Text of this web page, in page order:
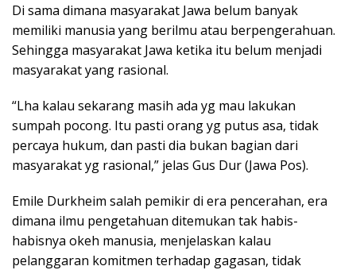
Di sama dimana masyarakat Jawa belum banyak
memiliki manusia yang berilmu atau berpengerahuan.
Sehingga masyarakat Jawa ketika itu belum menjadi
masyarakat yang rasional.
“Lha kalau sekarang masih ada yg mau lakukan
sumpah pocong. Itu pasti orang yg putus asa, tidak
percaya hukum, dan pasti dia bukan bagian dari
masyarakat yg rasional,” jelas Gus Dur (Jawa Pos).
Emile Durkheim salah pemikir di era pencerahan, era
dimana ilmu pengetahuan ditemukan tak habis-
habisnya okeh manusia, menjelaskan kalau
pelanggaran komitmen terhadap gagasan, tidak